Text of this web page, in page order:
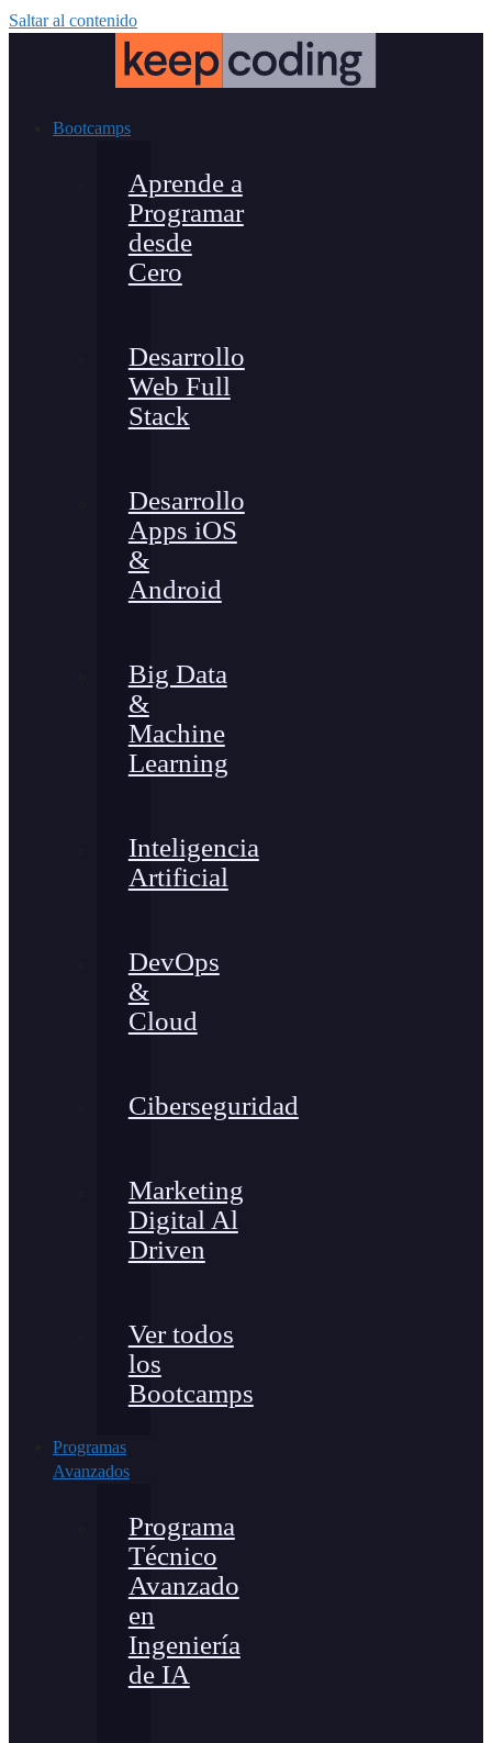
Saltar al contenido
Bootcamps
Aprende a
Programar
desde
Cero
Desarrollo
Web Full
Stack
Desarrollo
Apps iOS
&
Android
Big Data
&
Machine
Learning
Inteligencia
Artificial
DevOps
&
Cloud
Ciberseguridad
Marketing
Digital Al
Driven
Ver todos
los
Bootcamps
Programas
Avanzados
Programa
Técnico
Avanzado
en
Ingeniería
de IA